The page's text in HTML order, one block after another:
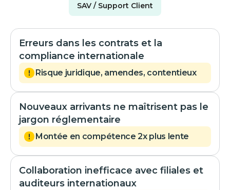
SAV / Support Client
Erreurs dans les contrats et la
compliance internationale
Risque juridique, amendes, contentieux
Nouveaux arrivants ne maîtrisent pas le
jargon réglementaire
Montée en compétence 2x plus lente
Collaboration inefficace avec filiales et
auditeurs internationaux